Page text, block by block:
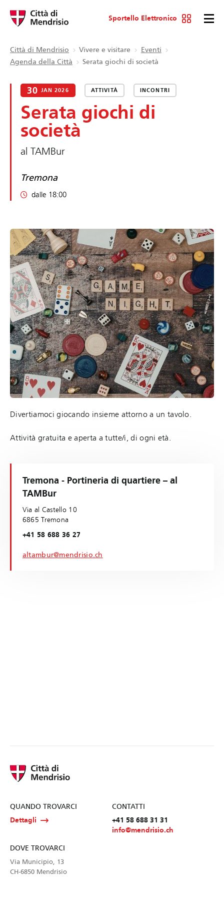
Sportello Elettronico
Città di Mendrisio Vivere e visitare
Eventi
Agenda della Città
Serata giochi di società
30 JAN 2026 ATTIVITÀ INCONTRI
Serata giochi di
società
al TAMBur
Tremona
dalle 18:00
Divertiamoci giocando insieme attorno a un tavolo.
Attività gratuita e aperta a tutte/i, di ogni età.
Tremona - Portineria di quartiere – al
TAMBur
Via al Castello 10
6865 Tremona
+41 58 688 36 27
altambur@mendrisio.ch
QUANDO TROVARCI
Dettagli
CONTATTI
+41 58 688 31 31
info@mendrisio.ch
DOVE TROVARCI
Via Municipio, 13
CH-6850 Mendrisio